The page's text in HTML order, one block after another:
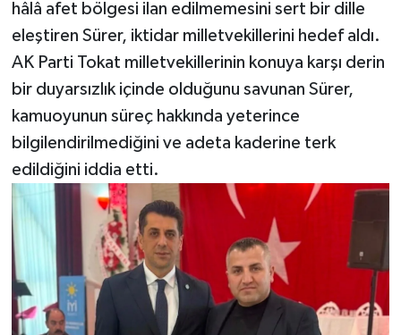
hâlâ afet bölgesi ilan edilmemesini sert bir dille
eleştiren Sürer, iktidar milletvekillerini hedef aldı.
AK Parti Tokat milletvekillerinin konuya karşı derin
bir duyarsızlık içinde olduğunu savunan Sürer,
kamuoyunun süreç hakkında yeterince
bilgilendirilmediğini ve adeta kaderine terk
edildiğini iddia etti.